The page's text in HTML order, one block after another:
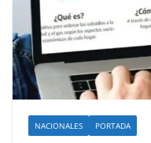
NACIONALES PORTADA